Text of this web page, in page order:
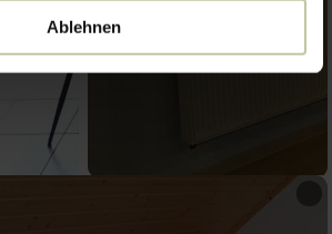
Ablehnen